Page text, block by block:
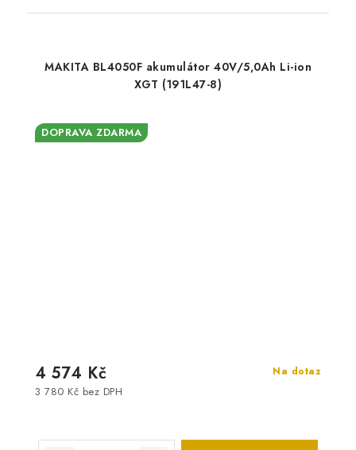
MAKITA BL4050F akumulátor 40V/5,0Ah Li-ion
XGT (191L47-8)
DOPRAVA ZDARMA
Na dotaz
3 780 Kč bez DPH
4 574 Kč